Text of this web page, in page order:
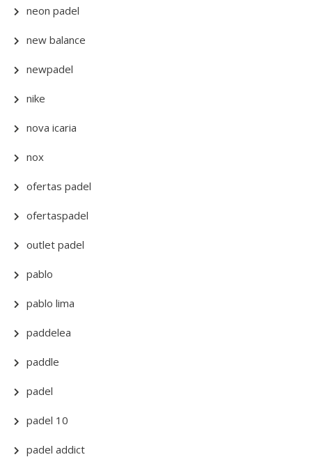
neon padel
new balance
newpadel
nike
nova icaria
nox
ofertas padel
ofertaspadel
outlet padel
pablo
pablo lima
paddelea
paddle
padel
padel 10
padel addict